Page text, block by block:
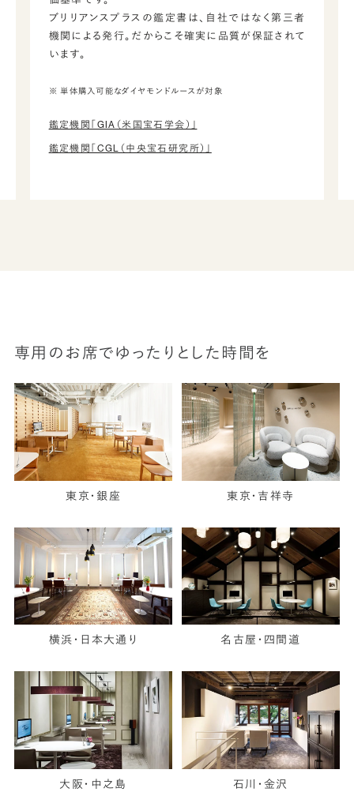
ブリリアンスプラスの鑑定書は、自社ではなく第三者
機関による発行。だからこそ確実に品質が保証されて
います。
※ 単体購入可能なダイヤモンドルースが対象
鑑定機関「GIA（米国宝石学会）」
鑑定機関「CGL（中央宝石研究所）」
専用のお席でゆったりとした時間を
東京・銀座 東京・吉祥寺
横浜・日本大通り 名古屋・四間道
大阪・中之島 石川・金沢